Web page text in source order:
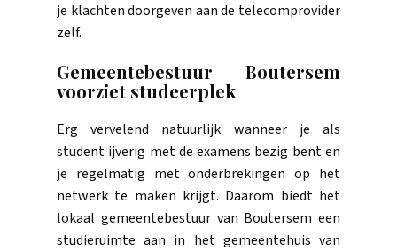
je klachten doorgeven aan de telecomprovider
zelf.
Gemeentebestuur Boutersem
voorziet studeerplek
Erg vervelend natuurlijk wanneer je als
student ijverig met de examens bezig bent en
je regelmatig met onderbrekingen op het
netwerk te maken krijgt. Daarom biedt het
lokaal gemeentebestuur van Boutersem een
studieruimte aan in het gemeentehuis van